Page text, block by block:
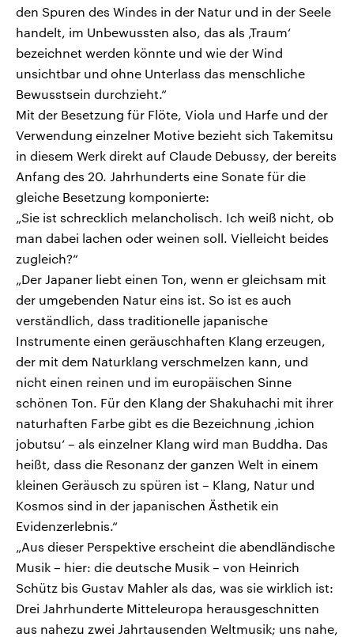
den Spuren des Windes in der Natur und in der Seele
handelt, im Unbewussten also, das als ‚Traum‘
bezeichnet werden könnte und wie der Wind
unsichtbar und ohne Unterlass das menschliche
Bewusstsein durchzieht.“
Mit der Besetzung für Flöte, Viola und Harfe und der
Verwendung einzelner Motive bezieht sich Takemitsu
in diesem Werk direkt auf Claude Debussy, der bereits
Anfang des 20. Jahrhunderts eine Sonate für die
gleiche Besetzung komponierte:
„Sie ist schrecklich melancholisch. Ich weiß nicht, ob
man dabei lachen oder weinen soll. Vielleicht beides
zugleich?“
„Der Japaner liebt einen Ton, wenn er gleichsam mit
der umgebenden Natur eins ist. So ist es auch
verständlich, dass traditionelle japanische
Instrumente einen geräuschhaften Klang erzeugen,
der mit dem Naturklang verschmelzen kann, und
nicht einen reinen und im europäischen Sinne
schönen Ton. Für den Klang der Shakuhachi mit ihrer
naturhaften Farbe gibt es die Bezeichnung ‚ichion
jobutsu‘ – als einzelner Klang wird man Buddha. Das
heißt, dass die Resonanz der ganzen Welt in einem
kleinen Geräusch zu spüren ist – Klang, Natur und
Kosmos sind in der japanischen Ästhetik ein
Evidenzerlebnis.“
„Aus dieser Perspektive erscheint die abendländische
Musik – hier: die deutsche Musik – von Heinrich
Schütz bis Gustav Mahler als das, was sie wirklich ist:
Drei Jahrhunderte Mitteleuropa herausgeschnitten
aus nahezu zwei Jahrtausenden Weltmusik; uns nahe,